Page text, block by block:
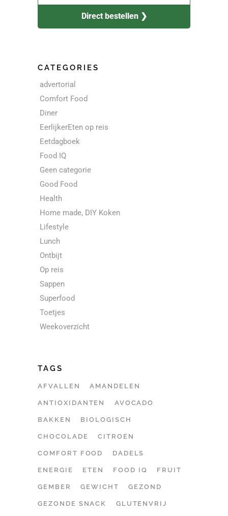
Direct bestellen ❯
CATEGORIES
advertorial
Comfort Food
Diner
EerlijkerEten op reis
Eetdagboek
Food IQ
Geen categorie
Good Food
Health
Home made, DIY Koken
Lifestyle
Lunch
Ontbijt
Op reis
Sappen
Superfood
Toetjes
Weekoverzicht
TAGS
AFVALLEN AMANDELEN
ANTIOXIDANTEN AVOCADO
BAKKEN BIOLOGISCH
CHOCOLADE CITROEN
COMFORT FOOD DADELS
ENERGIE ETEN FOOD IQ FRUIT
GEMBER GEWICHT GEZOND
GEZONDE SNACK GLUTENVRIJ